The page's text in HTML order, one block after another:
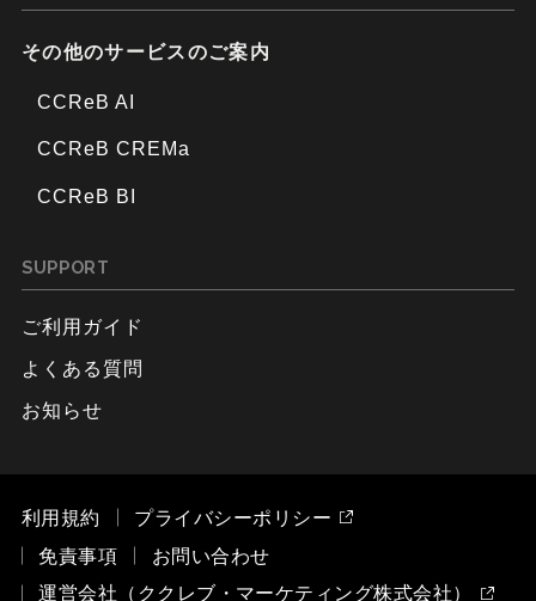
その他のサービスのご案内
CCReB AI
CCReB CREMa
CCReB BI
SUPPORT
ご利用ガイド
よくある質問
お知らせ
利用規約
プライバシーポリシー
免責事項
お問い合わせ
運営会社（ククレブ・マーケティング株式会社）